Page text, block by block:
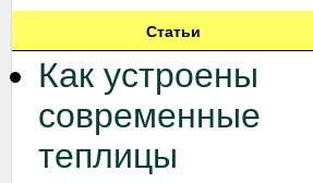
Статьи
Как устроены
современные
теплицы